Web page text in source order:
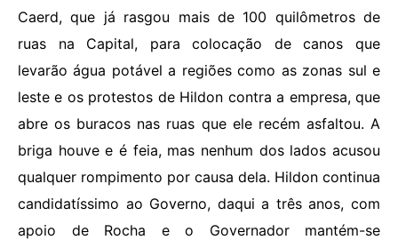
Caerd, que já rasgou mais de 100 quilômetros de
ruas na Capital, para colocação de canos que
levarão água potável a regiões como as zonas sul e
leste e os protestos de Hildon contra a empresa, que
abre os buracos nas ruas que ele recém asfaltou. A
briga houve e é feia, mas nenhum dos lados acusou
qualquer rompimento por causa dela. Hildon continua
candidatíssimo ao Governo, daqui a três anos, com
apoio de Rocha e o Governador mantém-se